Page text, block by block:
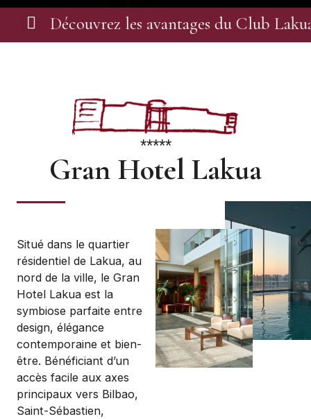
Club Lakua BIZI Découvrez les
*****
Gran Hotel Lakua
Situé dans le quartier
résidentiel de Lakua, au
nord de la ville, le Gran
Hotel Lakua est la
symbiose parfaite entre
design, élégance
contemporaine et bien-
être. Bénéficiant d’un
accès facile aux axes
principaux vers Bilbao,
Saint-Sébastien,